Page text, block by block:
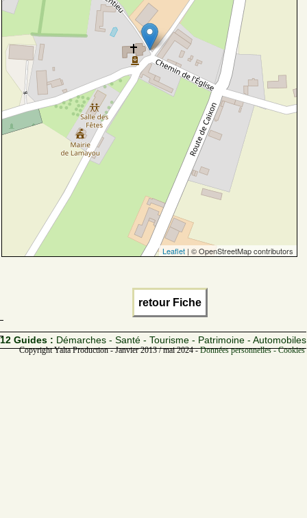
Leaflet | © OpenStreetMap contributors
retour Fiche
12 Guides : Démarches - Santé - Tourisme - Patrimoine - Automobiles
Copyright Yalta Production - Janvier 2013 / mai 2024 -Données personnelles -